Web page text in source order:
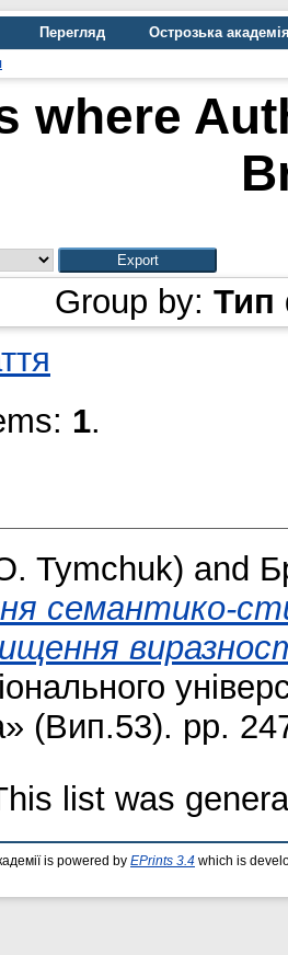
Перегляд
Острозька
where
Group by: Тип
1.
Tymchuk) and
семантико-
(Вип.53). pp.
list was
is powered by EPrints 3.4 which is